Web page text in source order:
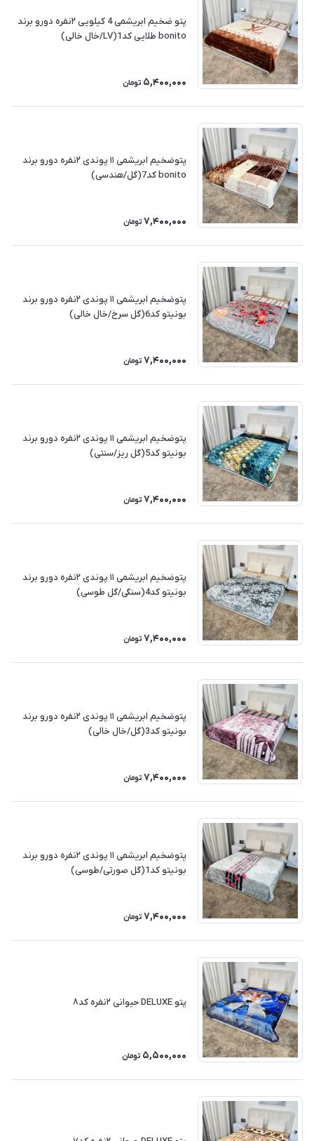
پتو ضخیم ابریشمی 4 کیلویی ۲نفره دورو برند
bonito طلایی کد1(LV/خال خالی)
5,400,000 تومان
پتوضخیم ابریشمی ۱۱ پوندی ۲نفره دورو برند
bonito کد7(گل/هندسی)
7,400,000 تومان
پتوضخیم ابریشمی ۱۱ پوندی ۲نفره دورو برند
بونیتو کد6(گل سرخ/خال خالی)
7,400,000 تومان
پتوضخیم ابریشمی ۱۱ پوندی ۲نفره دورو برند
بونیتو کد5(گل ریز/سنتی)
7,400,000 تومان
پتوضخیم ابریشمی ۱۱ پوندی ۲نفره دورو برند
بونیتو کد4(سنگی/گل طوسی)
7,400,000 تومان
پتوضخیم ابریشمی ۱۱ پوندی ۲نفره دورو برند
بونیتو کد3(گل/خال خالی)
7,400,000 تومان
پتوضخیم ابریشمی ۱۱ پوندی ۲نفره دورو برند
بونیتو کد1(گل صورتی/طوسی)
7,400,000 تومان
پتو DELUXE حیوانی ۲نفره کد۸
5,500,000 تومان